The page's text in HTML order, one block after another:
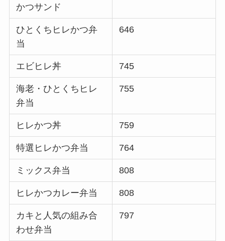
かつサンド
ひとくちヒレかつ弁
当
646
エビヒレ丼 745
海老・ひとくちヒレ
弁当
755
ヒレかつ丼 759
特選ヒレかつ弁当 764
ミックス弁当 808
ヒレかつカレー弁当 808
カキと人気の組み合
わせ弁当
797